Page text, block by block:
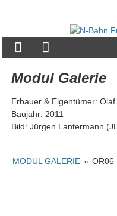
Bahn
Freunde
e.V.
Modul Galerie
Erbauer & Eigentümer:
Baujahr: 2011
Bild: Jürgen Lantermann
MODUL GALERIE » OR06